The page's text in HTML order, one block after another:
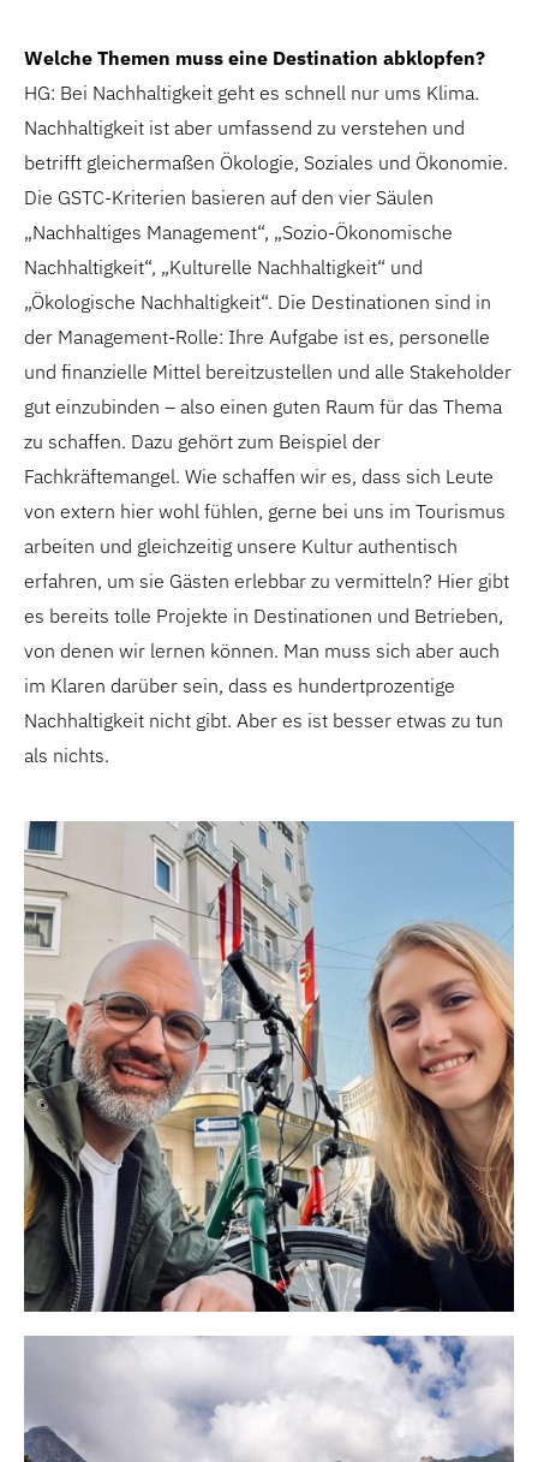
Welche Themen muss eine Destination abklopfen?
HG: Bei Nachhaltigkeit geht es schnell nur ums Klima.
Nachhaltigkeit ist aber umfassend zu verstehen und
betrifft gleichermaßen Ökologie, Soziales und Ökonomie.
Die GSTC-Kriterien basieren auf den vier Säulen
„Nachhaltiges Management“, „Sozio-Ökonomische
Nachhaltigkeit“, „Kulturelle Nachhaltigkeit“ und
„Ökologische Nachhaltigkeit“. Die Destinationen sind in
der Management-Rolle: Ihre Aufgabe ist es, personelle
und finanzielle Mittel bereitzustellen und alle Stakeholder
gut einzubinden – also einen guten Raum für das Thema
zu schaffen. Dazu gehört zum Beispiel der
Fachkräftemangel. Wie schaffen wir es, dass sich Leute
von extern hier wohl fühlen, gerne bei uns im Tourismus
arbeiten und gleichzeitig unsere Kultur authentisch
erfahren, um sie Gästen erlebbar zu vermitteln? Hier gibt
es bereits tolle Projekte in Destinationen und Betrieben,
von denen wir lernen können. Man muss sich aber auch
im Klaren darüber sein, dass es hundertprozentige
Nachhaltigkeit nicht gibt. Aber es ist besser etwas zu tun
als nichts.